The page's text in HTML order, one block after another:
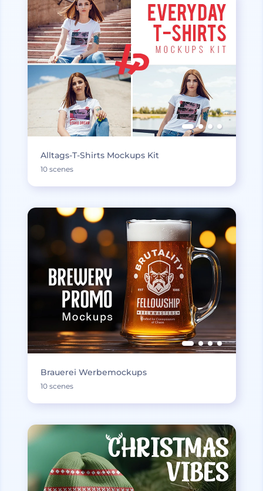
Alltags-T-Shirts Mockups Kit
10 scenes
Brauerei Werbemockups
10 scenes